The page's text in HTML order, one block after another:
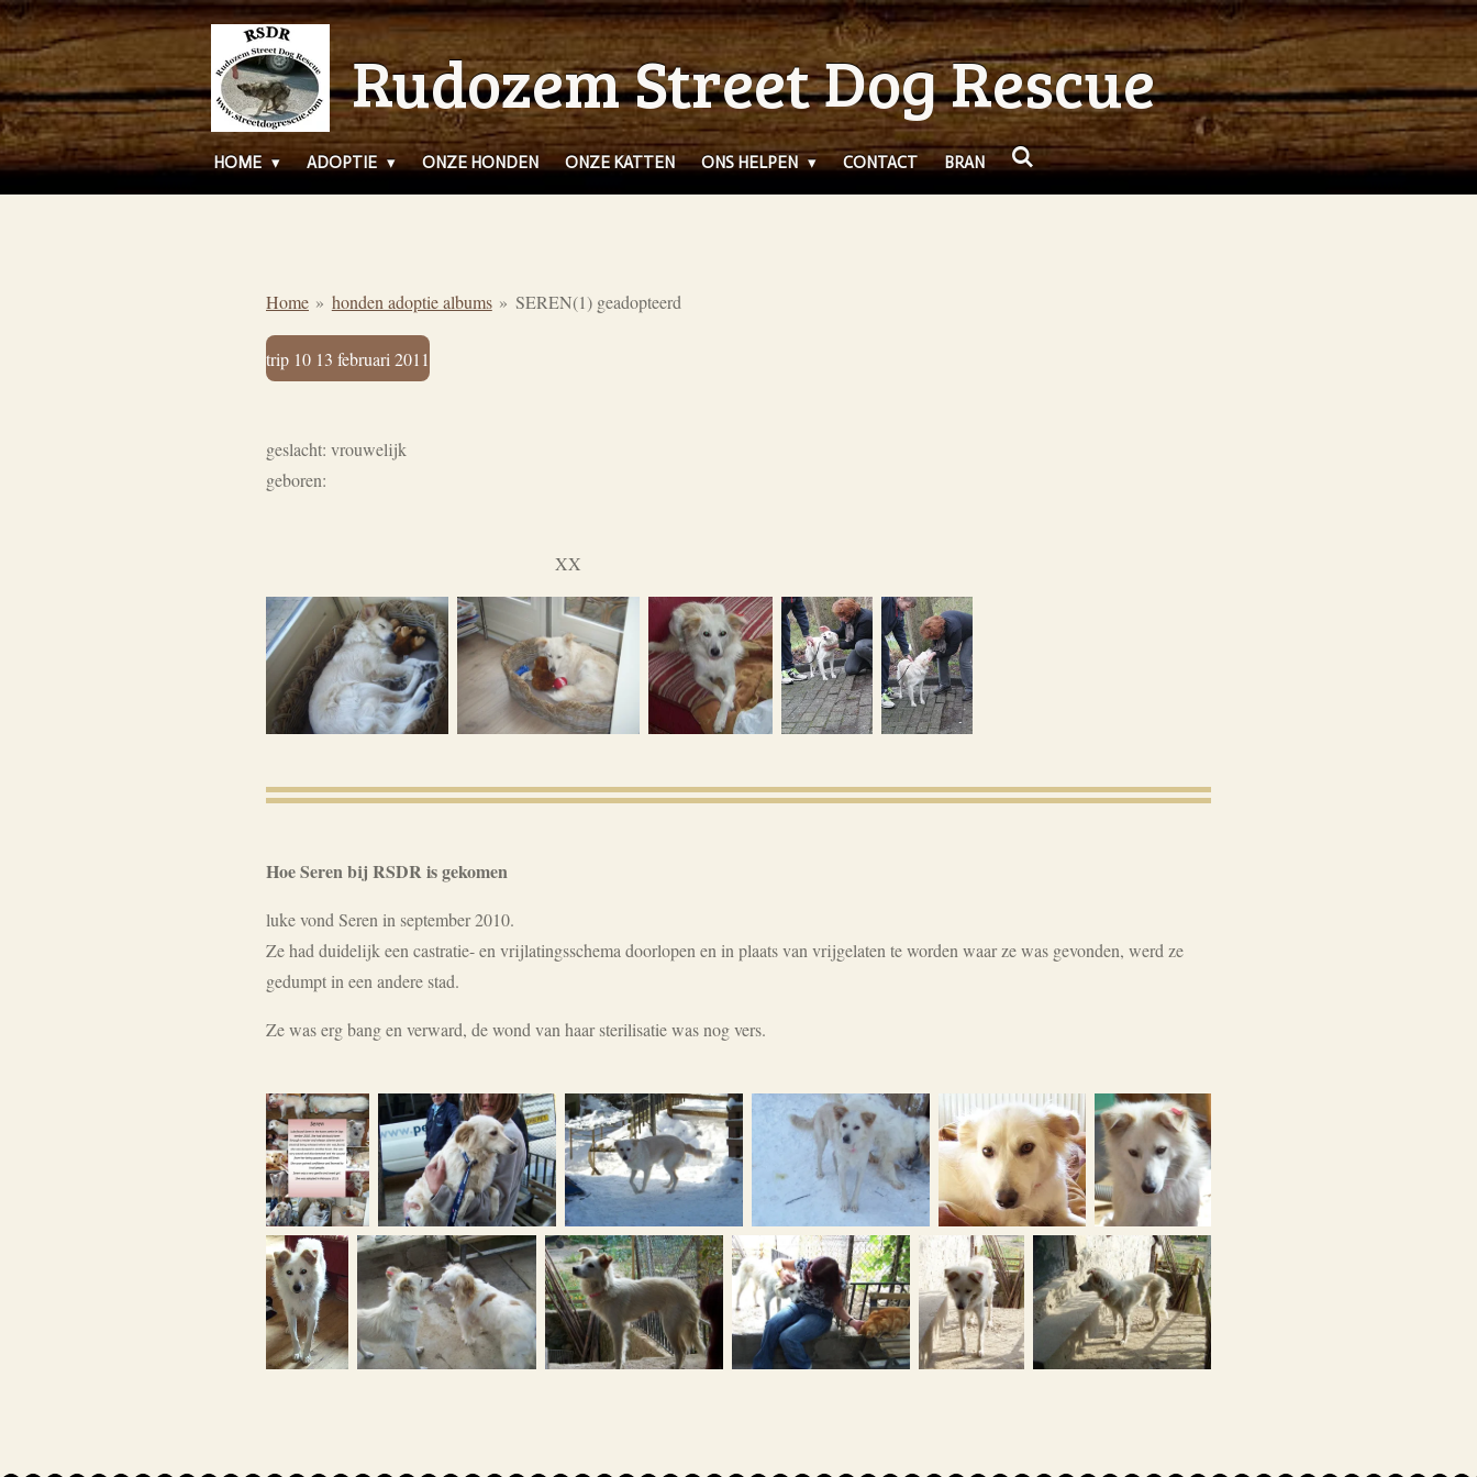
Ga
direct
naar
de
hoofdinhoud
Rudozem Street Dog Rescue
HOME ADOPTIE ONZE HONDEN ONZE KATTEN ONS HELPEN CONTACT BRAN
Home » honden adoptie albums » SEREN(1) geadopteerd
trip 10 13 februari 2011
geslacht: vrouwelijk
geboren:
XX
Hoe Seren bij RSDR is gekomen
luke vond Seren in september 2010.
Ze had duidelijk een castratie- en vrijlatingsschema doorlopen en in plaats van vrijgelaten te worden waar ze was gevonden, werd ze
gedumpt in een andere stad.
Ze was erg bang en verward, de wond van haar sterilisatie was nog vers.